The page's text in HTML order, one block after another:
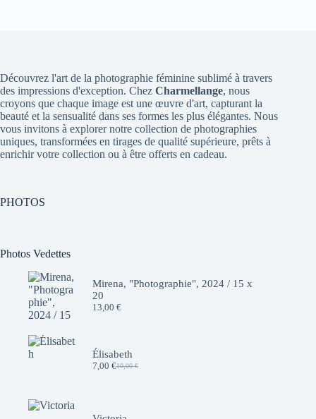
Découvrez l'art de la photographie féminine sublimé à travers
des impressions d'exception. Chez Charmellange, nous
croyons que chaque image est une œuvre d'art, capturant la
beauté et la sensualité dans ses formes les plus élégantes. Nous
vous invitons à explorer notre collection de photographies
uniques, transformées en tirages de qualité supérieure, prêts à
enrichir votre collection ou à être offerts en cadeau.
PHOTOS
Photos Vedettes
Mirena, "Photographie", 2024 / 15 x
20
13,00 €
Élisabeth
10,00€
Le
10,00 €.
7,00 €Le
7,00 €.